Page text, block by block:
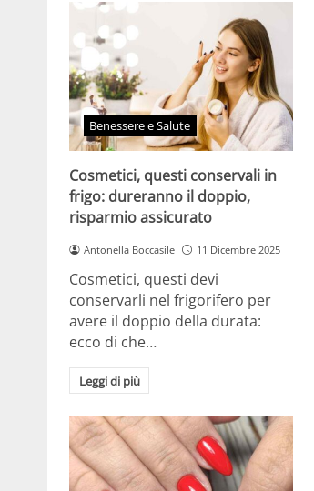
Benessere e Salute
Cosmetici, questi conservali in
frigo: dureranno il doppio,
risparmio assicurato
Antonella Boccasile 11 Dicembre 2025
Cosmetici, questi devi
conservarli nel frigorifero per
avere il doppio della durata:
ecco di che…
Leggi di più